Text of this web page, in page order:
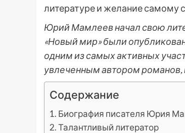
литературе и желание самому
Юрий Мамлеев начал свою
«Новый мир» были
одним из самых активных
увлеченным автором романов,
Содержание
Биография писателя Юрия
Талантливый литератор